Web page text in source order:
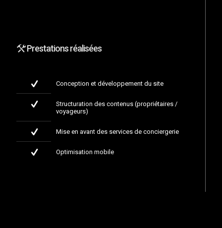
Prestations réalisées
Conception et développement du site
Structuration des contenus (propriétaires /
voyageurs)
Mise en avant des services de conciergerie
Optimisation mobile